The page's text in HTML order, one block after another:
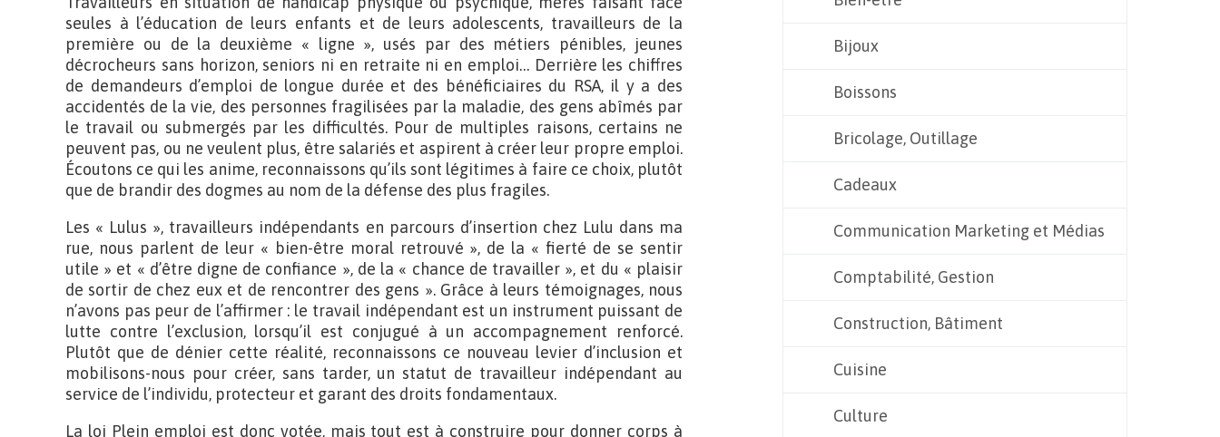
seules à l’éducation de leurs enfants et de leurs adolescents, travailleurs de la
première ou de la deuxième « ligne », usés par des métiers pénibles, jeunes
décrocheurs sans horizon, seniors ni en retraite ni en emploi… Derrière les chiffres
de demandeurs d’emploi de longue durée et des bénéficiaires du RSA, il y a des
accidentés de la vie, des personnes fragilisées par la maladie, des gens abîmés par
le travail ou submergés par les difficultés. Pour de multiples raisons, certains ne
peuvent pas, ou ne veulent plus, être salariés et aspirent à créer leur propre emploi.
Écoutons ce qui les anime, reconnaissons qu’ils sont légitimes à faire ce choix, plutôt
que de brandir des dogmes au nom de la défense des plus fragiles.
Les « Lulus », travailleurs indépendants en parcours d’insertion chez Lulu dans ma
rue, nous parlent de leur « bien-être moral retrouvé », de la « fierté de se sentir
utile » et « d’être digne de confiance », de la « chance de travailler », et du « plaisir
de sortir de chez eux et de rencontrer des gens ». Grâce à leurs témoignages, nous
n’avons pas peur de l’affirmer : le travail indépendant est un instrument puissant de
lutte contre l’exclusion, lorsqu’il est conjugué à un accompagnement renforcé.
Plutôt que de dénier cette réalité, reconnaissons ce nouveau levier d’inclusion et
mobilisons-nous pour créer, sans tarder, un statut de travailleur indépendant au
service de l’individu, protecteur et garant des droits fondamentaux.
La loi Plein emploi est donc votée, mais tout est à construire pour donner corps à
Bijoux
Boissons
Bricolage, Outillage
Cadeaux
Communication Marketing et Médias
Comptabilité, Gestion
Construction, Bâtiment
Cuisine
Culture